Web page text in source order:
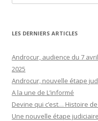
LES DERNIERS ARTICLES
Androcur, audience du 7
2025
Androcur, nouvelle étape
A la une de L’informé
Devine qui c’est… Histoire
Une nouvelle étape